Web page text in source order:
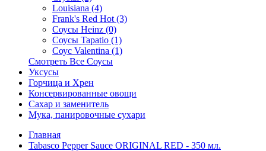
Louisiana (4)
Frank's Red Hot (3)
Соусы Heinz (0)
Соусы Tapatio (1)
Соус Valentina (1)
Смотреть Все Соусы
Уксусы
Горчица и Хрен
Консервированные овощи
Сахар и заменитель
Мука, панировочные сухари
Главная
Tabasco Pepper Sauce ORIGINAL RED - 350 мл.